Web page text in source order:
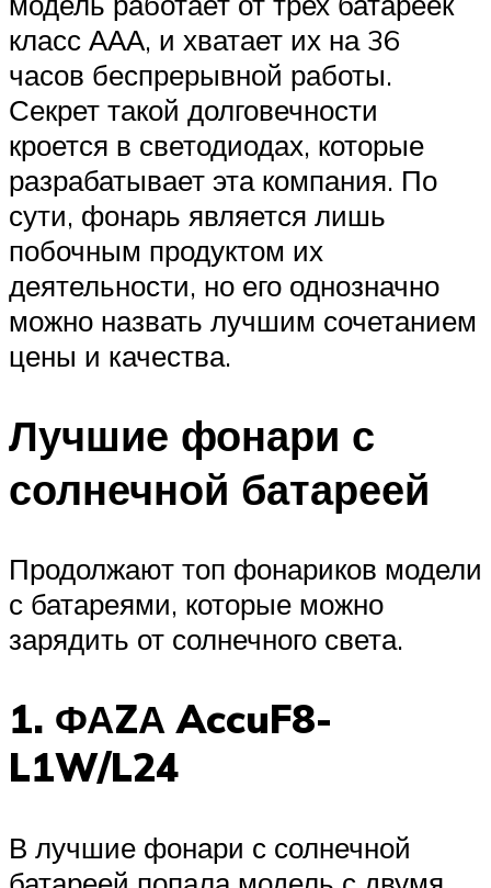
класс ААА, и хватает их на 36
часов беспрерывной работы.
Секрет такой долговечности
кроется в светодиодах, которые
разрабатывает эта компания. По
сути, фонарь является лишь
побочным продуктом их
деятельности, но его однозначно
можно назвать лучшим сочетанием
цены и качества.
Лучшие фонари с
солнечной батареей
Продолжают топ фонариков модели
с батареями, которые можно
зарядить от солнечного света.
1. ФАZА AccuF8-
L1W/L24
В лучшие фонари с солнечной